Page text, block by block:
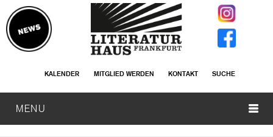
KALENDER MITGLIED WERDEN KONTAKT SUCHE
MENU